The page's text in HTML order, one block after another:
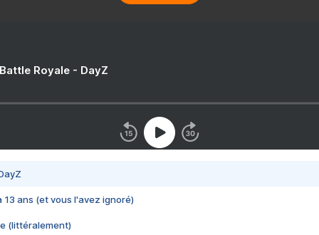
Royale - DayZ
13 ans (et vous l'avez ignoré)
(littéralement)